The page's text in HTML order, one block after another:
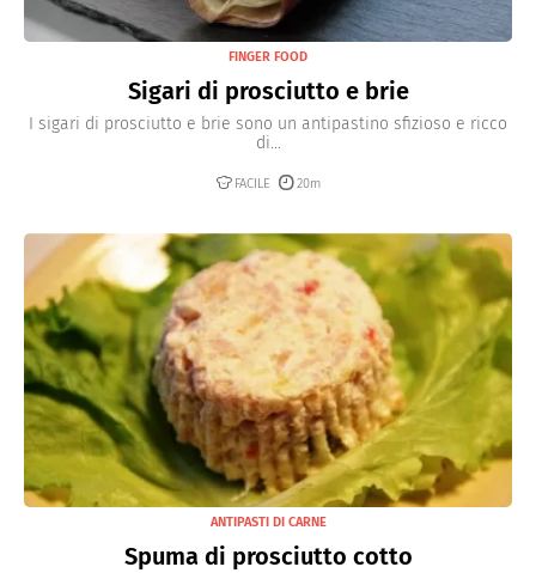
FINGER FOOD
Sigari di prosciutto e brie
I sigari di prosciutto e brie sono un antipastino sfizioso e ricco
di...
FACILE 20m
ANTIPASTI DI CARNE
Spuma di prosciutto cotto